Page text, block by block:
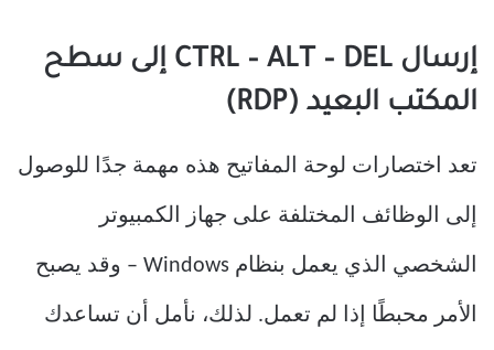
إرسال CTRL – ALT – DEL إلى سطح
المكتب البعيد (RDP)
تعد اختصارات لوحة المفاتيح هذه مهمة جدًا للوصول
إلى الوظائف المختلفة على جهاز الكمبيوتر
الشخصي الذي يعمل بنظام Windows – وقد يصبح
الأمر محبطًا إذا لم تعمل. لذلك، نأمل أن تساعدك